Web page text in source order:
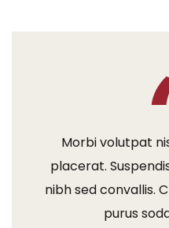
Morbi volutpat
placerat.
nibh sed convallis.
purus